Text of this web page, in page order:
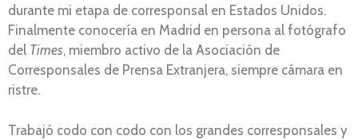
durante mi etapa de corresponsal en Estados Unidos.
Finalmente conocería en Madrid en persona al fotógrafo
del Times, miembro activo de la Asociación de
Corresponsales de Prensa Extranjera, siempre cámara en
ristre.
Trabajó codo con codo con los grandes corresponsales y